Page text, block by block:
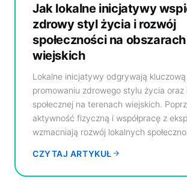
Jak lokalne inicjatywy
zdrowy styl życia i rozwój
społeczności na obszarach
wiejskich
Lokalne inicjatywy odgrywają
promowaniu zdrowego stylu życia oraz
społecznej na terenach wiejskich.
aktywność fizyczną i współpracę z
wzmacniają rozwój lokalnych
CZYTAJ ARTYKUŁ